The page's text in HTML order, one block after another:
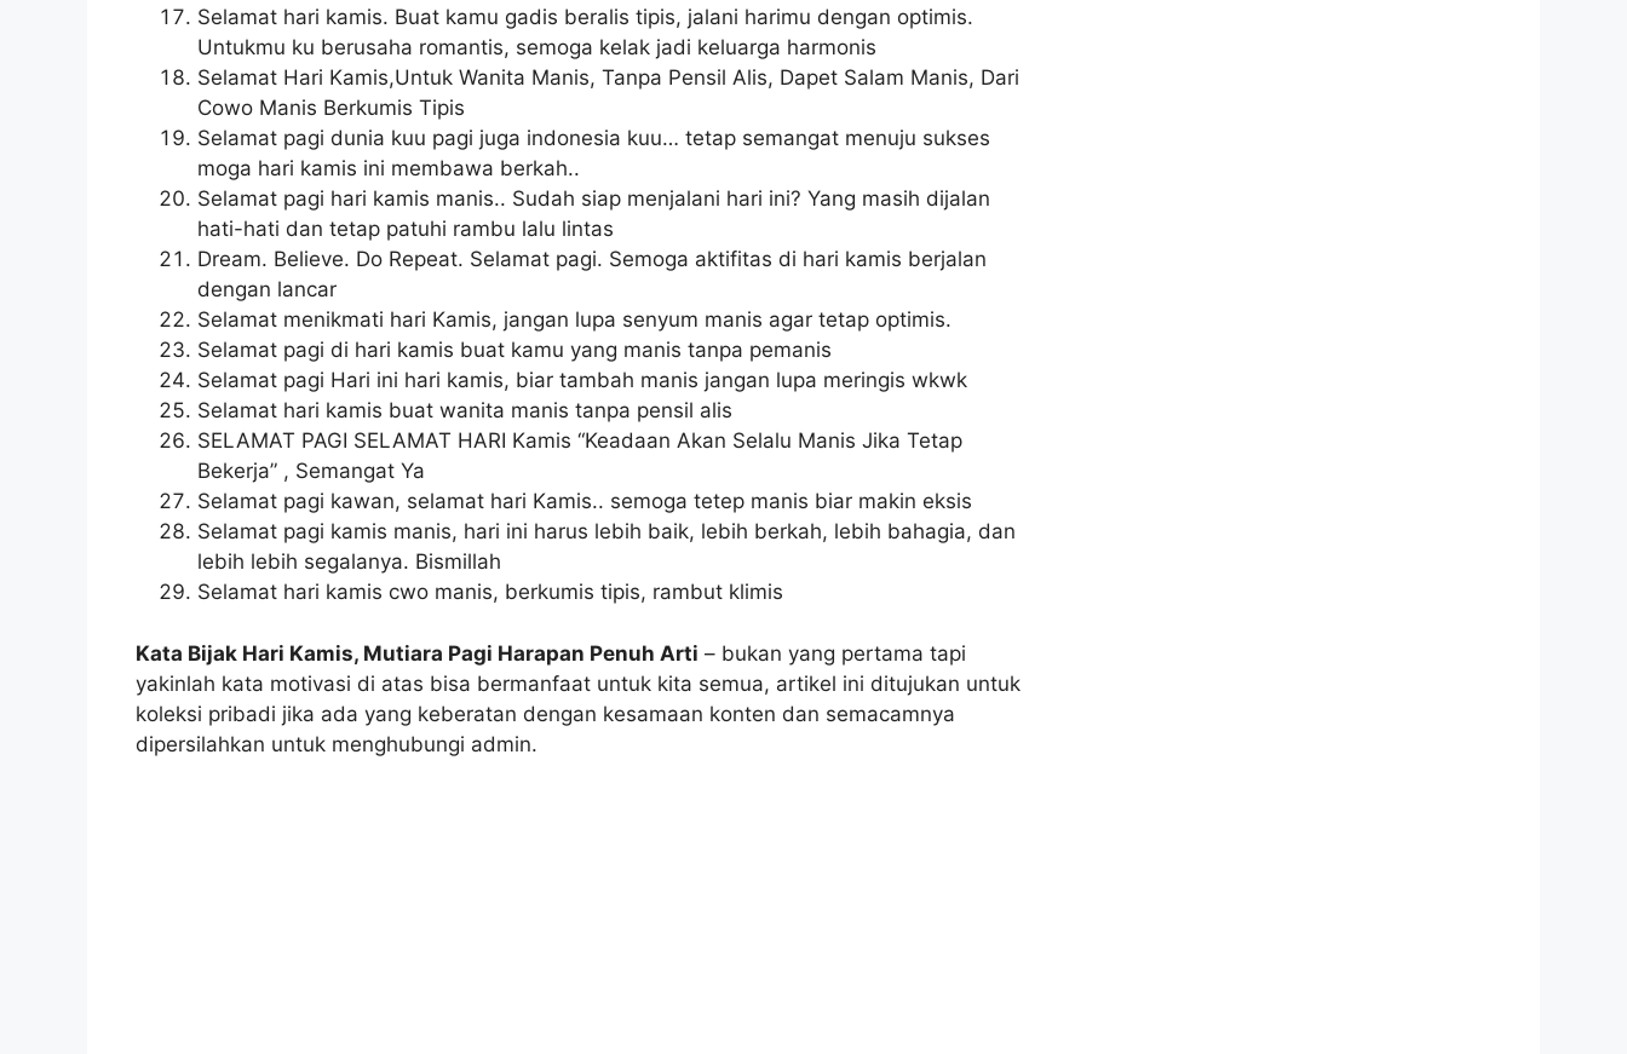
Selamat hari kamis. Buat kamu gadis beralis tipis, jalani harimu dengan optimis.
Untukmu ku berusaha romantis, semoga kelak jadi keluarga harmonis
Selamat Hari Kamis,Untuk Wanita Manis, Tanpa Pensil Alis, Dapet Salam Manis, Dari
Cowo Manis Berkumis Tipis
Selamat pagi dunia kuu pagi juga indonesia kuu… tetap semangat menuju sukses
moga hari kamis ini membawa berkah..
Selamat pagi hari kamis manis.. Sudah siap menjalani hari ini? Yang masih dijalan
hati-hati dan tetap patuhi rambu lalu lintas
Dream. Believe. Do Repeat. Selamat pagi. Semoga aktifitas di hari kamis berjalan
dengan lancar
Selamat menikmati hari Kamis, jangan lupa senyum manis agar tetap optimis.
Selamat pagi di hari kamis buat kamu yang manis tanpa pemanis
Selamat pagi Hari ini hari kamis, biar tambah manis jangan lupa meringis wkwk
Selamat hari kamis buat wanita manis tanpa pensil alis
SELAMAT PAGI SELAMAT HARI Kamis “Keadaan Akan Selalu Manis Jika Tetap
Bekerja” , Semangat Ya
Selamat pagi kawan, selamat hari Kamis.. semoga tetep manis biar makin eksis
Selamat pagi kamis manis, hari ini harus lebih baik, lebih berkah, lebih bahagia, dan
lebih lebih segalanya. Bismillah
Selamat hari kamis cwo manis, berkumis tipis, rambut klimis
Kata Bijak Hari Kamis, Mutiara Pagi Harapan Penuh Arti – bukan yang pertama tapi
yakinlah kata motivasi di atas bisa bermanfaat untuk kita semua, artikel ini ditujukan untuk
koleksi pribadi jika ada yang keberatan dengan kesamaan konten dan semacamnya
dipersilahkan untuk menghubungi admin.